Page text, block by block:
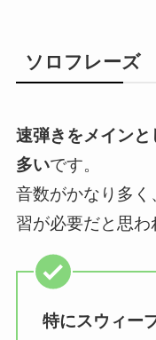
ソロフレーズ
速弾きをメイン
多いです。
音数がかなり多
習が必要だと思わ
特にスウィー